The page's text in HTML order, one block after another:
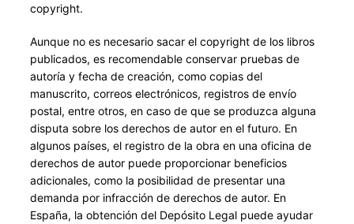
copyright.
Aunque no es necesario sacar el copyright de los libros
publicados, es recomendable conservar pruebas de
autoría y fecha de creación, como copias del
manuscrito, correos electrónicos, registros de envío
postal, entre otros, en caso de que se produzca alguna
disputa sobre los derechos de autor en el futuro. En
algunos países, el registro de la obra en una oficina de
derechos de autor puede proporcionar beneficios
adicionales, como la posibilidad de presentar una
demanda por infracción de derechos de autor. En
España, la obtención del Depósito Legal puede ayudar